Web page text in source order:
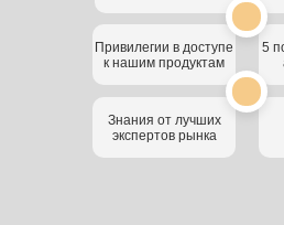
Знания от лучших
экспертов рынка
5
Привилегии в доступе
к нашим продуктам
— Вы получите знания о различных
процессах во время монтажных,
пусконаладочных работ автополива
БОНУСНЫЕ УРОКИ: